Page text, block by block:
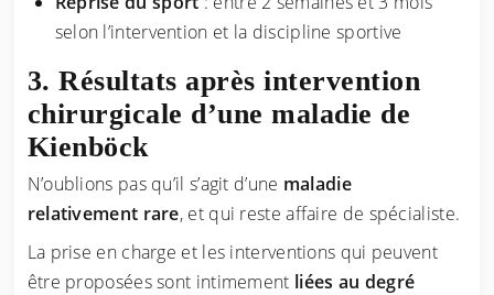
selon l’intervention et la discipline sportive
Résultats après intervention
chirurgicale d’une maladie de
Kienböck
N’oublions pas qu’il s’agit d’une maladie
relativement rare, et qui reste affaire de spécialiste.
La prise en charge et les interventions qui peuvent
être proposées sont intimement liées au degré